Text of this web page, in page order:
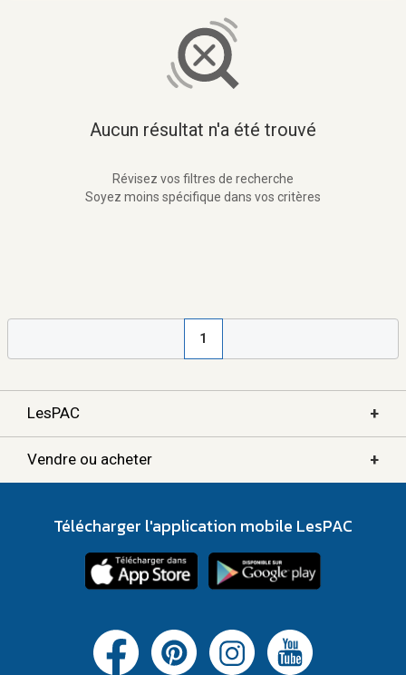
Aucun résultat n'a été trouvé
Révisez vos filtres de recherche
Soyez moins spécifique dans vos critères
1
LesPAC +
Vendre ou acheter +
Télécharger l'application mobile LesPAC